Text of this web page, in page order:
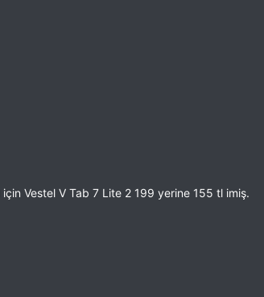
Vestel V Tab 7 Lite 2 199 yerine 155 tl imiş.